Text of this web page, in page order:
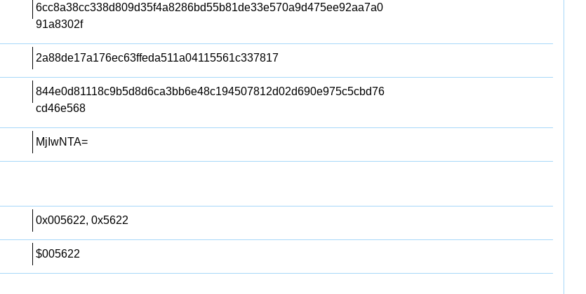
6cc8a38cc338d809d35f4a8286bd55b81de33e570a9d475ee92aa7a0
91a8302f
2a88de17a176ec63ffeda511a04115561c337817
844e0d81118c9b5d8d6ca3bb6e48c194507812d02d690e975c5cbd76
cd46e568
MjIwNTA=
0x005622, 0x5622
$005622